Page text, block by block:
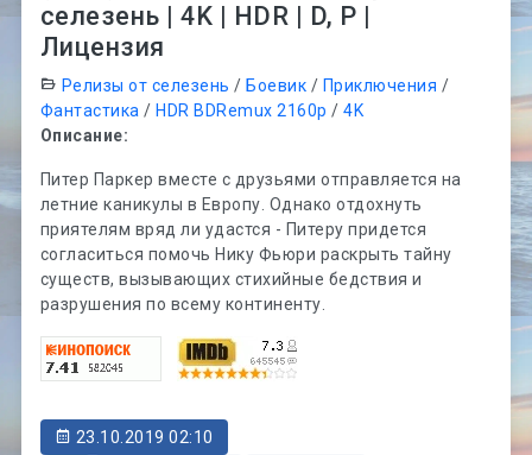
селезень | 4K | HDR | D, P |
Лицензия
Релизы от селезень / Боевик / Приключения /
Фантастика / HDR BDRemux 2160p /4K
Описание:
Питер Паркер вместе с друзьями отправляется на
летние каникулы в Европу. Однако отдохнуть
приятелям вряд ли удастся - Питеру придется
согласиться помочь Нику Фьюри раскрыть тайну
существ, вызывающих стихийные бедствия и
разрушения по всему континенту.
23.10.2019 02:10